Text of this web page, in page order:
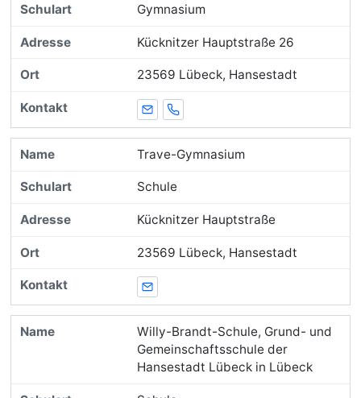
Gymnasium
Kücknitzer Hauptstraße 26
23569 Lübeck, Hansestadt
E-MailTelefon
Trave-Gymnasium
Schule
Kücknitzer Hauptstraße
23569 Lübeck, Hansestadt
E-Mail
Willy-Brandt-Schule, Grund- und
Gemeinschaftsschule der
Hansestadt Lübeck in Lübeck